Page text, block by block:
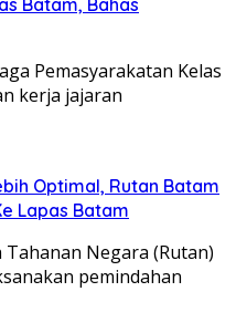
Pemasyarakatan Kelas
kerja jajaran
Optimal, Rutan Batam
Lapas Batam
Tahanan Negara (Rutan)
pemindahan